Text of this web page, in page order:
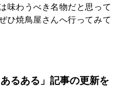
味わうべき名物だと思って
ひ焼鳥屋さんへ行ってみて
るある」記事の更新を